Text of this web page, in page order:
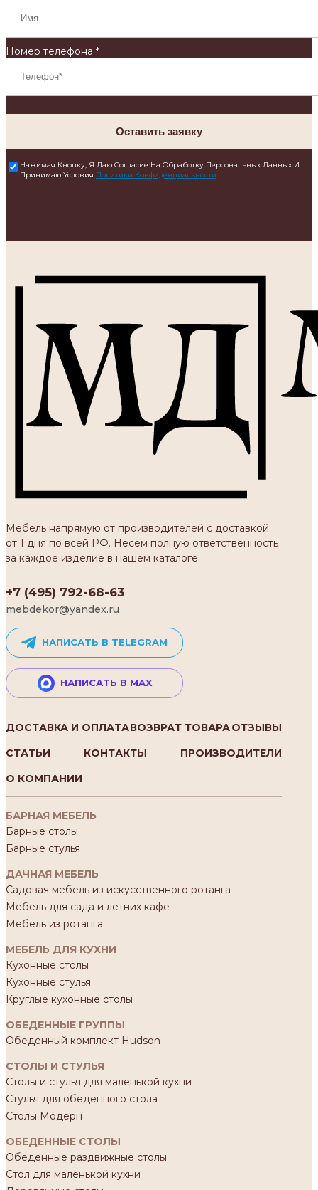
Номер телефона *
Оставить заявку
Нажимая Кнопку, Я Даю Согласие На Обработку Персональных Данных И
Принимаю Условия Политики Конфиденциальности
Мебель напрямую от производителей с доставкой
от 1 дня по всей РФ. Несем полную ответственность
за каждое изделие в нашем каталоге.
+7 (495) 792-68-63
mebdekor@yandex.ru
НАПИСАТЬ В TELEGRAM
НАПИСАТЬ В MAX
ДОСТАВКА И ОПЛАТАВОЗВРАТ ТОВАРАОТЗЫВЫ
СТАТЬИ
КОНТАКТЫ
ПРОИЗВОДИТЕЛИ
О КОМПАНИИ
БАРНАЯ МЕБЕЛЬ
Барные столы
Барные стулья
ДАЧНАЯ МЕБЕЛЬ
Садовая мебель из искусственного ротанга
Мебель для сада и летних кафе
Мебель из ротанга
МЕБЕЛЬ ДЛЯ КУХНИ
Кухонные столы
Кухонные стулья
Круглые кухонные столы
ОБЕДЕННЫЕ ГРУППЫ
Обеденный комплект Hudson
СТОЛЫ И СТУЛЬЯ
Столы и стулья для маленькой кухни
Стулья для обеденного стола
Столы Модерн
ОБЕДЕННЫЕ СТОЛЫ
Обеденные раздвижные столы
Стол для маленькой кухни